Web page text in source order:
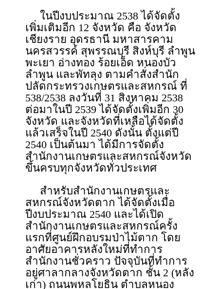
ในปีงบประมาณ 2538 ได้จัดตั้ง
เพิ่มเติมอีก 12 จังหวัด คือ จังหวัด
เชียงราย อุดรธานี มหาสารคาม
นครสวรรค์ สุพรรณบุรี สิงห์บุรี ลำพูน
พะเยา อ่างทอง ร้อยเอ็ด หนองบัว
ลำพูน และพัทลุง ตามคำสั่งสำนัก
ปลัดกระทรวงเกษตรและสหกรณ์ ที่
538/2538 ลงวันที่ 31 สิงหาคม 2538
ต่อมาในปี 2539 ได้จัดตั้งเพิ่มอีก 30
จังหวัด และจังหวัดที่เหลือได้จัดตั้ง
แล้วเสร็จในปี 2540 ดังนั้น ตั้งแต่ปี
2540 เป็นต้นมา ได้มีการจัดตั้ง
สำนักงานเกษตรและสหกรณ์จังหวัด
ขึ้นครบทุกจังหวัดทั่วประเทศ
สำหรับสำนักงานเกษตรและ
สหกรณ์จังหวัดตาก ได้จัดตั้งเมื่อ
ปีงบประมาณ 2540 และได้เปิด
สำนักงานเกษตรและสหกรณ์ครั้ง
แรกที่ศูนย์ฝึกอบรมป่าไม้ตาก โดย
อาศัยอาคารหลังใหม่ที่ทำการ
สำนักงานชั่วคราว ปัจจุบันที่ทำการ
อยู่ศาลากลางจังหวัดตาก ชั้น 2 (หลัง
เก่า) ถนนพหลโยธิน ตำบลหนอง